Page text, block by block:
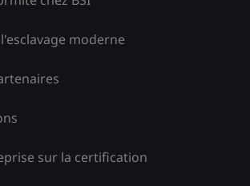
moderne
sur la certification